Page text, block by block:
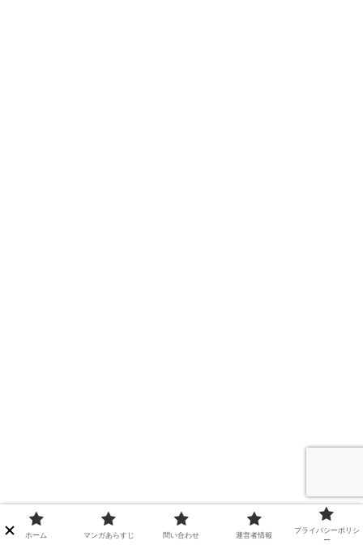
ホーム マンガあらすじ 問い合わせ 運営者情報
プライバシーポリシ
ー